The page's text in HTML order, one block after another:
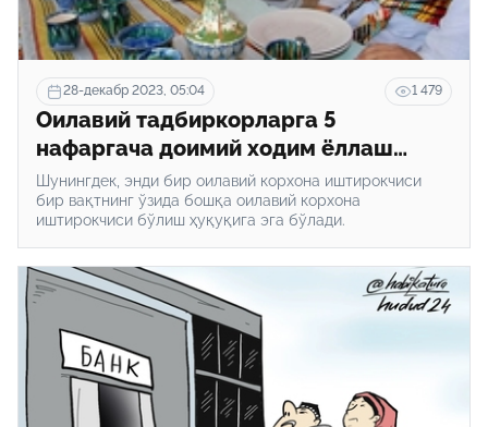
28-декабр 2023, 05:04 1 479
Оилавий тадбиркорларга 5
нафаргача доимий ходим ёллаш
ҳуқуқи берилди
Шунингдек, энди бир оилавий корхона иштирокчиси
бир вақтнинг ўзида бошқа оилавий корхона
иштирокчиси бўлиш ҳуқуқига эга бўлади.